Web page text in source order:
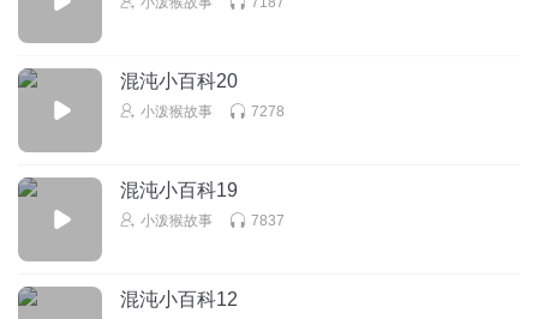
混沌小百科20
小泼猴故事 7278
混沌小百科19
小泼猴故事 7837
混沌小百科12